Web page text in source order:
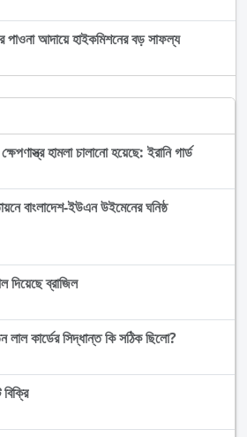
পাওনা আদায়ে হাইকমিশনের বড় সাফল্য
ক্ষেপণাস্ত্র হামলা চালানো হয়েছে: ইরানি গার্ড
বাংলাদেশ-ইউএন উইমেনের ঘনিষ্ঠ
দিয়েছে ব্রাজিল
লাল কার্ডের সিদ্ধান্ত কি সঠিক ছিলো?